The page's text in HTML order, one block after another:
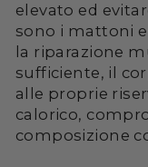
elevato ed
sono i mattoni
la riparazione
sufficiente, il
alle proprie
calorico,
composizione